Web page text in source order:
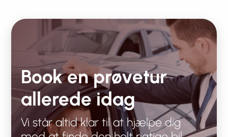
Book en prøvetur
allerede idag
Vi står altid klar til at hjælpe dig